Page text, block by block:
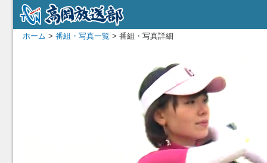
ホーム > 番組・写真一覧 > 番組・写真詳細